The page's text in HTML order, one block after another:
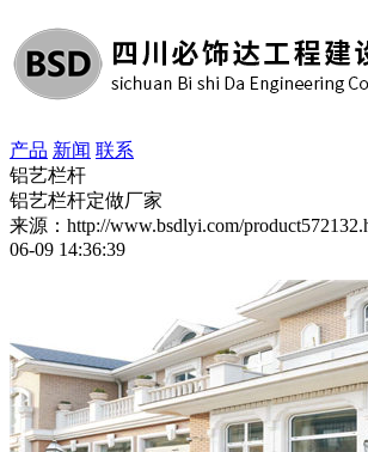
产品 新闻 联系
铝艺栏杆
铝艺栏杆定做厂家
来源：http://www.bsdlyi.com/
06-09 14:36:39